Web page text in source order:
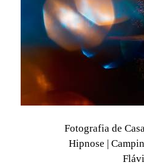
Fotografia de
Hipnose |